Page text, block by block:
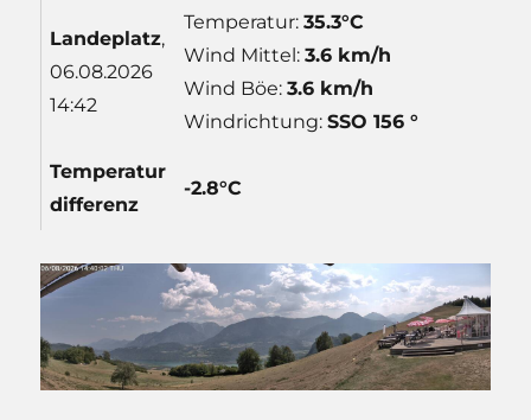
Landeplatz,
06.08.2026
14:42
Temperatur:35.3°C
Wind Mittel:3.6 km/h
Wind Böe:3.6 km/h
Windrichtung:SSO 156 °
Temperatur
differenz
-2.8°C